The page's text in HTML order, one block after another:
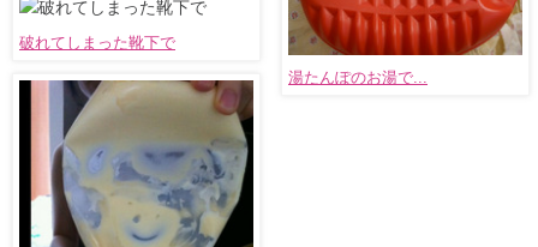
湯たんぽのお湯で...
破れてしまった靴下で